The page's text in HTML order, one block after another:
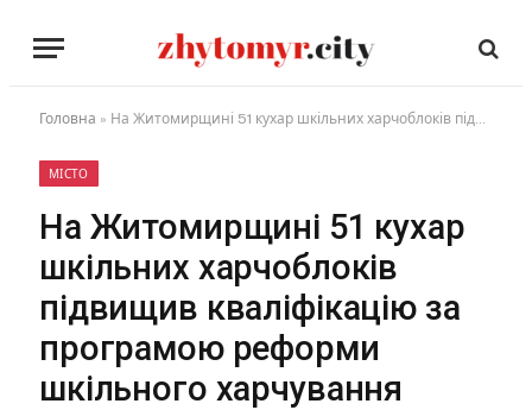
Головна » На Житомирщині 51 кухар шкільних харчоблоків підвищив кваліфікацію за програмою реформи шкільного харчування
МІСТО
На Житомирщині 51 кухар
шкільних харчоблоків
підвищив кваліфікацію за
програмою реформи
шкільного харчування